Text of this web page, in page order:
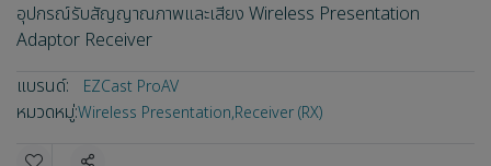
อุปกรณ์รับสัญญาณภาพและเสียง Wireless Presentation
Adaptor Receiver
แบรนด์:
EZCast ProAV
หมวดหมู่:Wireless Presentation,Receiver (RX)